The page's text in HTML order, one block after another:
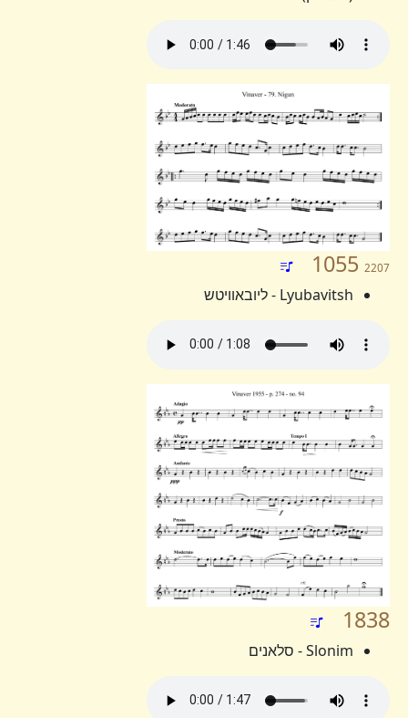
1055 2207
Lyubavitsh - ליובאוויטש
1838
Slonim - סלאנים